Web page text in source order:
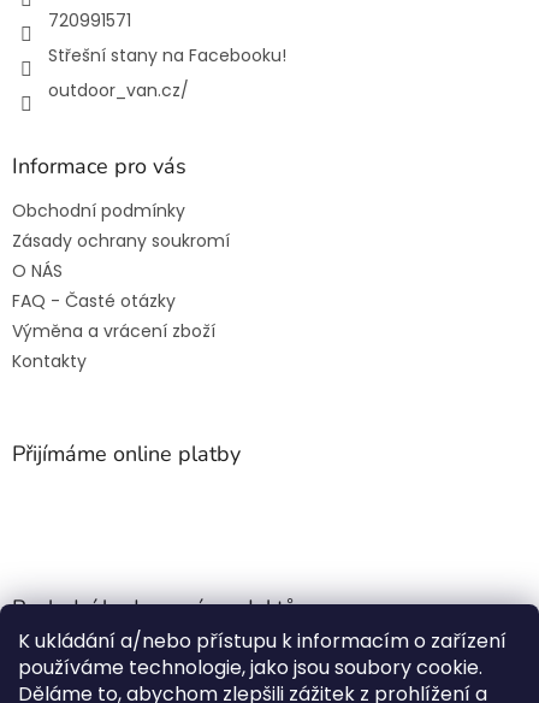
K ukládání a/nebo přístupu k informacím o zařízení
používáme technologie, jako jsou soubory cookie.
Děláme to, abychom zlepšili zážitek z prohlížení a
720991571
Střešní stany na Facebooku!
outdoor_van.cz/
Informace pro vás
Obchodní podmínky
Zásady ochrany soukromí
O NÁS
FAQ - Časté otázky
Výměna a vrácení zboží
Kontakty
Přijímáme online platby
Poslední hodnocení produktů
Jehla do nádrže k nezávislému topení
| Martin Nevrlý